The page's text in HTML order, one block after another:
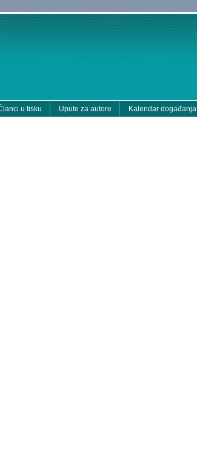
u tisku Upute za autore Kalendar događanja